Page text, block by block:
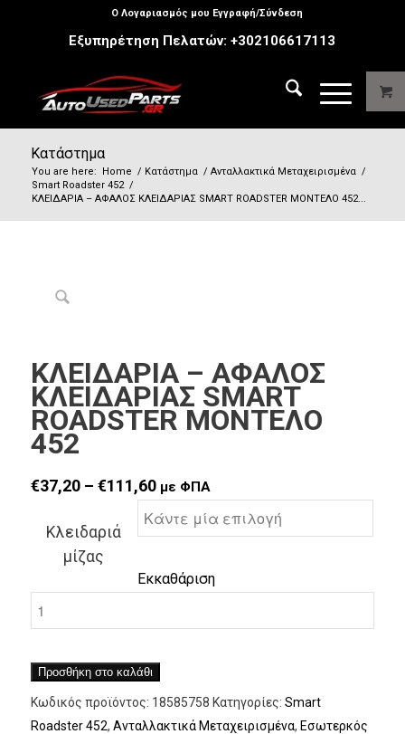
Ο Λογαριασμός μου Εγγραφή/Σύνδεση
Εξυπηρέτηση Πελατών:+302106617113
Κατάστημα
You are here: Home / Κατάστημα / Ανταλλακτικά Μεταχειρισμένα /
Smart Roadster 452 /
ΚΛΕΙΔΑΡΙΑ – ΑΦΑΛΟΣ ΚΛΕΙΔΑΡΙΑΣ SMART ROADSTER ΜΟΝΤΕΛΟ 452...
ΚΛΕΙΔΑΡΙΑ – ΑΦΑΛΟΣ
ΚΛΕΙΔΑΡΙΑΣ SMART
ROADSTER ΜΟΝΤΕΛΟ
452
€37,20 – €111,60 με ΦΠΑ
Κλειδαριά
μίζας
Εκκαθάριση
Προσθήκη στο καλάθι
Κωδικός προϊόντος: 18585758 Κατηγορίες: Smart
Roadster 452, Ανταλλακτικά Μεταχειρισμένα, Εσωτερκός